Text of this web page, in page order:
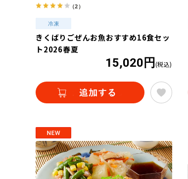
（2）
きくばりごぜんお魚おすすめ16食セッ
ト2026春夏
15,020円 (税込)